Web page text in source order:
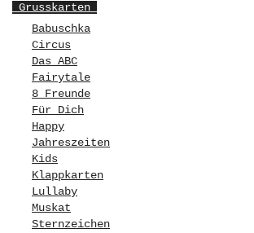
Grusskarten
Babuschka
Circus
Das ABC
Fairytale
8 Freunde
Für Dich
Happy
Jahreszeiten
Kids
Klappkarten
Lullaby
Muskat
Sternzeichen